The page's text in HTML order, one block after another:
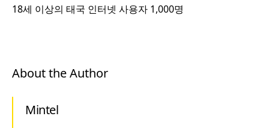
18세 이상의 태국 인터넷 사용자 1,000명
About the Author
Mintel